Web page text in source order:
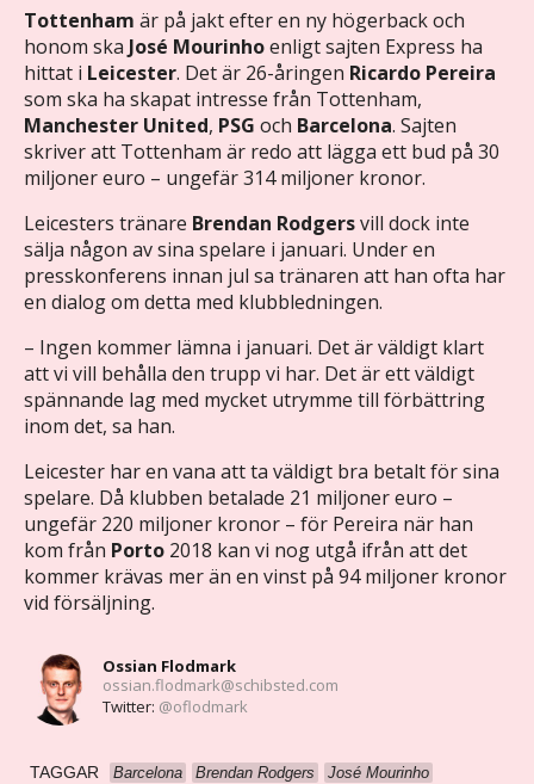
Tottenham är på jakt efter en ny högerback och
honom ska José Mourinhoenligt sajten Express ha
hittat i Leicester. Det är 26-åringen Ricardo Pereira
som ska ha skapat intresse från Tottenham,
Manchester United, PSG och Barcelona. Sajten
skriver att Tottenham är redo att lägga ett bud på 30
miljoner euro – ungefär 314 miljoner kronor.
Leicesters tränare Brendan Rodgersvill dock inte
sälja någon av sina spelare i januari. Under en
presskonferens innan jul sa tränaren att han ofta har
en dialog om detta med klubbledningen.
– Ingen kommer lämna i januari. Det är väldigt klart
att vi vill behålla den trupp vi har. Det är ett väldigt
spännande lag med mycket utrymme till förbättring
inom det, sa han.
Leicester har en vana att ta väldigt bra betalt för sina
spelare. Då klubben betalade 21 miljoner euro –
ungefär 220 miljoner kronor – för Pereira när han
kom från Porto 2018 kan vi nog utgå ifrån att det
kommer krävas mer än en vinst på 94 miljoner kronor
vid försäljning.
Ossian Flodmark
ossian.flodmark@schibsted.com
Twitter: @oflodmark
TAGGAR Barcelona Brendan Rodgers José Mourinho